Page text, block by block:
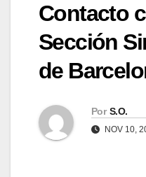
Contacto
Sección
de
Por S.O.
NOV 10,